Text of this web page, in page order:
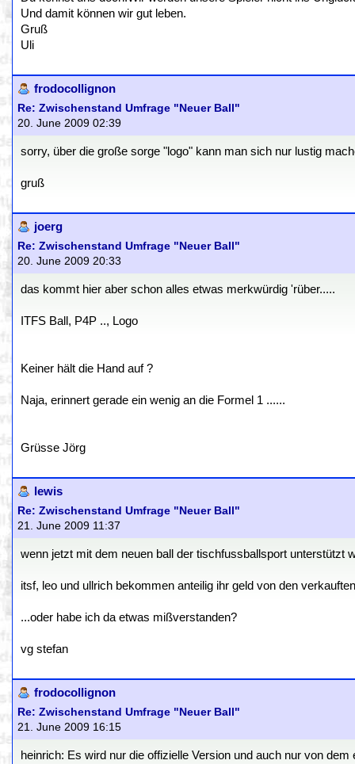
Und damit können wir gut leben.
Gruß
Uli
frodocollignon
Re: Zwischenstand Umfrage "Neuer Ball"
20. June 2009 02:39
sorry, über die große sorge "logo" kann man sich nur lustig
gruß
joerg
Re: Zwischenstand Umfrage "Neuer Ball"
20. June 2009 20:33
das kommt hier aber schon alles etwas merkwürdig 'rüber.....
ITFS Ball, P4P .., Logo
Keiner hält die Hand auf ?
Naja, erinnert gerade ein wenig an die Formel 1 ......
Grüsse Jörg
lewis
Re: Zwischenstand Umfrage "Neuer Ball"
21. June 2009 11:37
wenn jetzt mit dem neuen ball der tischfussballsport unterstützt
itsf, leo und ullrich bekommen anteilig ihr geld von den
...oder habe ich da etwas mißverstanden?
vg stefan
frodocollignon
Re: Zwischenstand Umfrage "Neuer Ball"
21. June 2009 16:15
heinrich: Es wird nur die offizielle Version und auch nur von